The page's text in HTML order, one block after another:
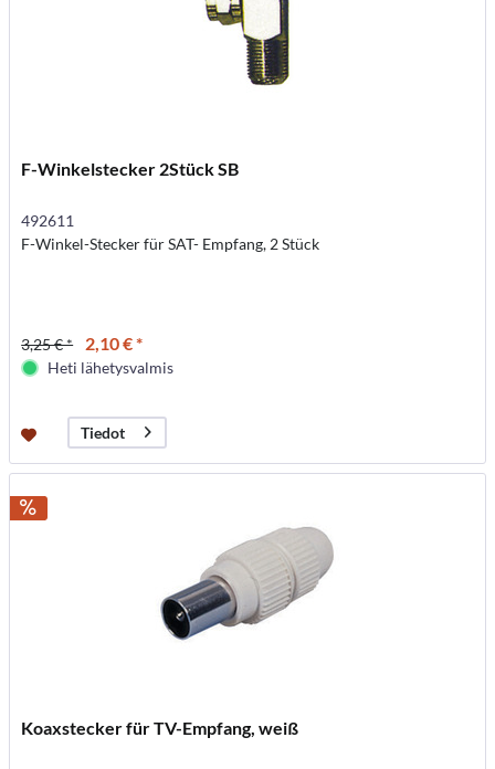
F-Winkelstecker 2Stück SB
492611
F-Winkel-Stecker für SAT- Empfang, 2 Stück
3,25 € * 2,10 € *
Heti lähetysvalmis
Tiedot
Koaxstecker für TV-Empfang, weiß